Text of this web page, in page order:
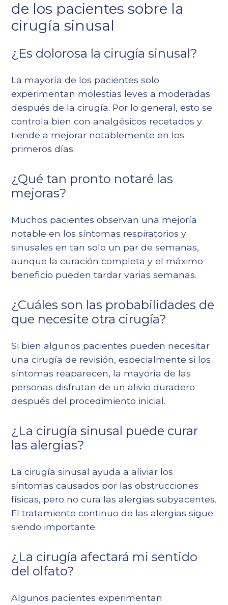
de los pacientes sobre la
cirugía sinusal
¿Es dolorosa la cirugía sinusal?
La mayoría de los pacientes solo
experimentan molestias leves a moderadas
después de la cirugía. Por lo general, esto se
controla bien con analgésicos recetados y
tiende a mejorar notablemente en los
primeros días.
¿Qué tan pronto notaré las
mejoras?
Muchos pacientes observan una mejoría
notable en los síntomas respiratorios y
sinusales en tan solo un par de semanas,
aunque la curación completa y el máximo
beneficio pueden tardar varias semanas.
¿Cuáles son las probabilidades de
que necesite otra cirugía?
Si bien algunos pacientes pueden necesitar
una cirugía de revisión, especialmente si los
síntomas reaparecen, la mayoría de las
personas disfrutan de un alivio duradero
después del procedimiento inicial.
¿La cirugía sinusal puede curar
las alergias?
La cirugía sinusal ayuda a aliviar los
síntomas causados por las obstrucciones
físicas, pero no cura las alergias subyacentes.
El tratamiento continuo de las alergias sigue
siendo importante.
¿La cirugía afectará mi sentido
del olfato?
Algunos pacientes experimentan